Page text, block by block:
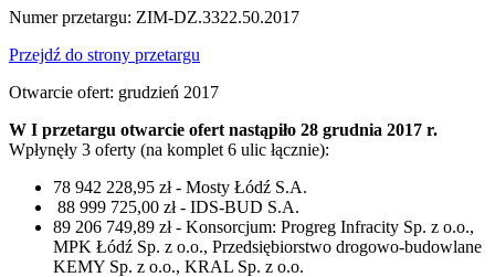
Numer przetargu: ZIM-DZ.3322.50.2017
Przejdź do strony przetargu
Otwarcie ofert: grudzień 2017
W I przetargu otwarcie ofert nastąpiło 28 grudnia 2017 r.
Wpłynęły 3 oferty (na komplet 6 ulic łącznie):
78 942 228,95 zł - Mosty Łódź S.A.
88 999 725,00 zł - IDS-BUD S.A.
89 206 749,89 zł - Konsorcjum: Progreg Infracity Sp. z o.o.,
MPK Łódź Sp. z o.o., Przedsiębiorstwo drogowo-budowlane
KEMY Sp. z o.o., KRAL Sp. z o.o.